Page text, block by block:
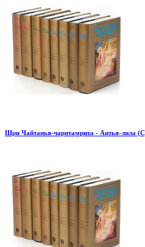
Шри Чайтанья-чаритамрита - Антья-лила